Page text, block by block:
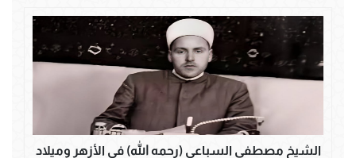
الشيخ مصطفى السباعي (رحمه الله) في الأزهر وميلاد